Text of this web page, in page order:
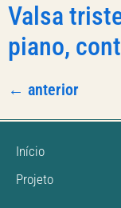
Valsa
piano,
← anterior
Início
Projeto